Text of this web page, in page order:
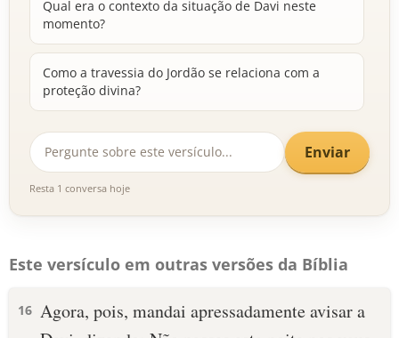
Qual era o contexto da situação de Davi neste
momento?
Como a travessia do Jordão se relaciona com a
proteção divina?
Enviar
Resta 1 conversa hoje
Este versículo em outras versões da Bíblia
16 Agora, pois, mandai apressadamente avisar a